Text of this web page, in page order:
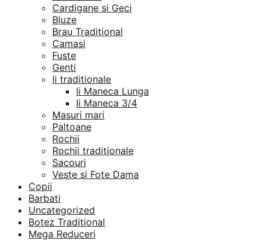
Cardigane si Geci
Bluze
Brau Traditional
Camasi
Fuste
Genti
Ii traditionale
Ii Maneca Lunga
Ii Maneca 3/4
Masuri mari
Paltoane
Rochii
Rochii traditionale
Sacouri
Veste si Fote Dama
Copii
Barbati
Uncategorized
Botez Traditional
Mega Reduceri